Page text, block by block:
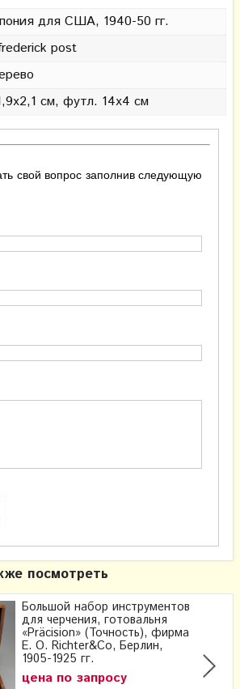
для США, 1940-50 гг.
post
см, футл. 14х4 см
свой вопрос заполнив следующую
посмотреть
Большой набор инструментов
для черчения, готовальня
«Präcision» (Точность), фирма
Е. O. Richter&Co, Берлин,
1905-1925 гг.
цена по запросу